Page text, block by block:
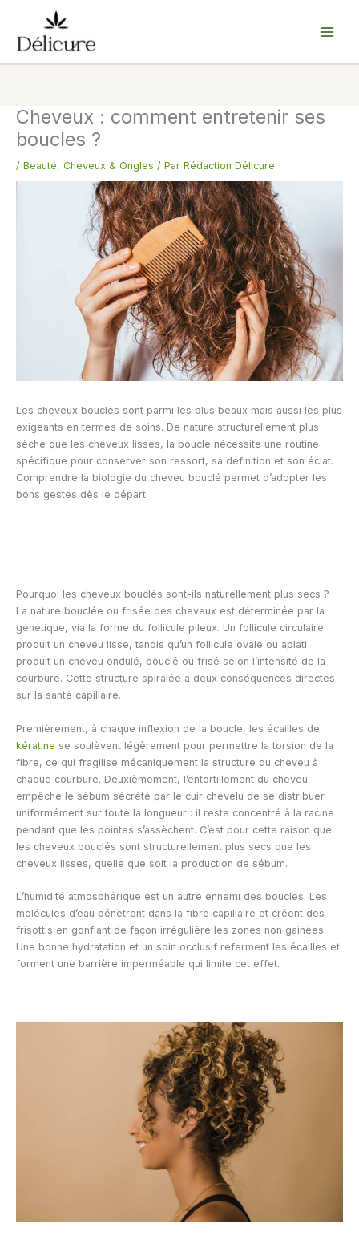
contenu
Cheveux : comment entretenir ses
boucles ?
/ Beauté, Cheveux & Ongles / Par Rédaction Délicure
Les cheveux bouclés sont parmi les plus beaux mais aussi les plus
exigeants en termes de soins. De nature structurellement plus
sèche que les cheveux lisses, la boucle nécessite une routine
spécifique pour conserver son ressort, sa définition et son éclat.
Comprendre la biologie du cheveu bouclé permet d’adopter les
bons gestes dès le départ.
Pourquoi les cheveux bouclés sont-ils naturellement plus secs ?
La nature bouclée ou frisée des cheveux est déterminée par la
génétique, via la forme du follicule pileux. Un follicule circulaire
produit un cheveu lisse, tandis qu’un follicule ovale ou aplati
produit un cheveu ondulé, bouclé ou frisé selon l’intensité de la
courbure. Cette structure spiralée a deux conséquences directes
sur la santé capillaire.
Premièrement, à chaque inflexion de la boucle, les écailles de
kératine se soulèvent légèrement pour permettre la torsion de la
fibre, ce qui fragilise mécaniquement la structure du cheveu à
chaque courbure. Deuxièmement, l’entortillement du cheveu
empêche le sébum sécrété par le cuir chevelu de se distribuer
uniformément sur toute la longueur : il reste concentré à la racine
pendant que les pointes s’assèchent. C’est pour cette raison que
les cheveux bouclés sont structurellement plus secs que les
cheveux lisses, quelle que soit la production de sébum.
L’humidité atmosphérique est un autre ennemi des boucles. Les
molécules d’eau pénètrent dans la fibre capillaire et créent des
frisottis en gonflant de façon irrégulière les zones non gainées.
Une bonne hydratation et un soin occlusif referment les écailles et
forment une barrière imperméable qui limite cet effet.